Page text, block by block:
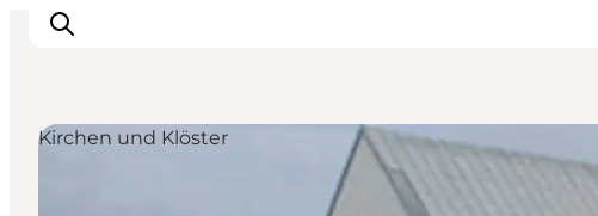
Kirchen und Klöster